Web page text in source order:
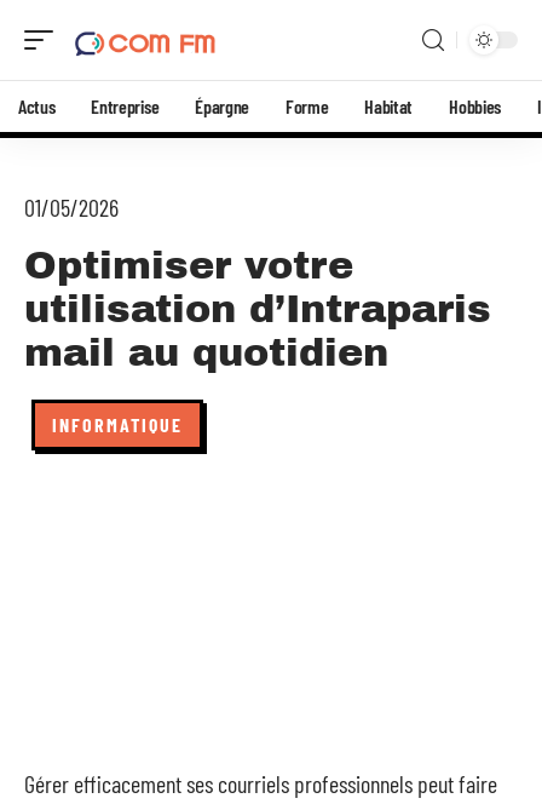
Actus Entreprise Épargne Forme Habitat Hobbies
01/05/2026
Optimiser votre
utilisation d’Intraparis
mail au quotidien
INFORMATIQUE
Gérer efficacement ses courriels professionnels peut faire